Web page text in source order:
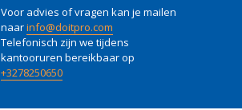
Voor advies of vragen kan je mailen
naarinfo@doitpro.com
Telefonisch zijn we tijdens
kantooruren bereikbaar op
+3278250650